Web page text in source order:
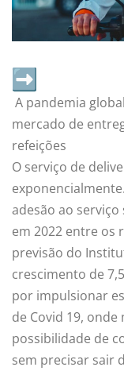
A pandemia
mercado de
refeições
O serviço de
adesão ao serviço
em 2022 entre os
previsão do
crescimento de
por impulsionar
de Covid 19,
possibilidade de
sem precisar sair